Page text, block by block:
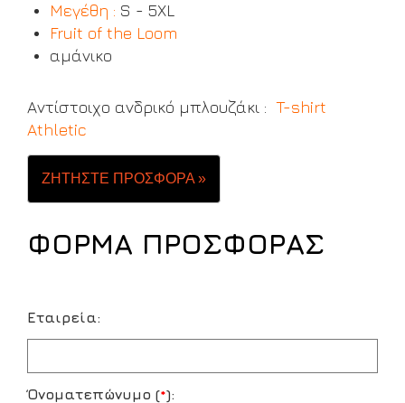
Μεγέθη : S - 5XL
Fruit of the Loom
αμάνικο
Αντίστοιχο ανδρικό μπλουζάκι : T-shirt
Athletic
ΖΗΤΗΣΤΕ ΠΡΟΣΦΟΡΑ »
ΦΟΡΜΑ ΠΡΟΣΦΟΡΑΣ
Εταιρεία:
Όνοματεπώνυμο (*):